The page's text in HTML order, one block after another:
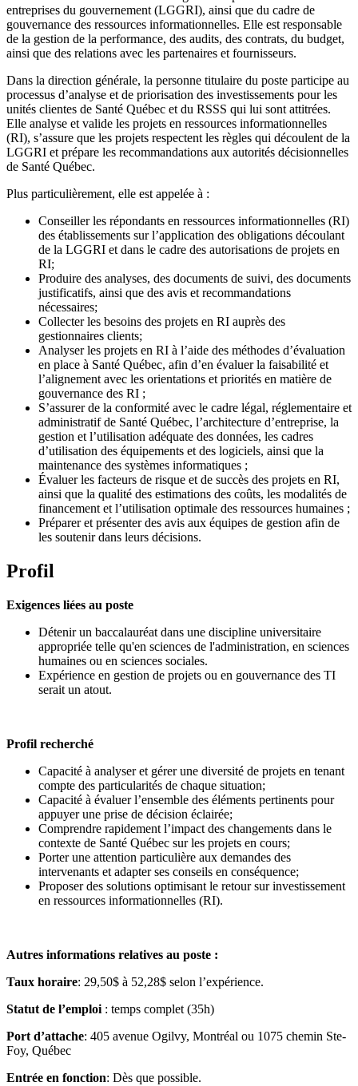
entreprises du gouvernement (LGGRI), ainsi que du cadre de
gouvernance des ressources informationnelles. Elle est responsable
de la gestion de la performance, des audits, des contrats, du budget,
ainsi que des relations avec les partenaires et fournisseurs.
Dans la direction générale, la personne titulaire du poste participe au
processus d’analyse et de priorisation des investissements pour les
unités clientes de Santé Québec et du RSSS qui lui sont attitrées.
Elle analyse et valide les projets en ressources informationnelles
(RI), s’assure que les projets respectent les règles qui découlent de la
LGGRI et prépare les recommandations aux autorités décisionnelles
de Santé Québec.
Plus particulièrement, elle est appelée à :
Conseiller les répondants en ressources informationnelles (RI)
des établissements sur l’application des obligations découlant
de la LGGRI et dans le cadre des autorisations de projets en
RI;
Produire des analyses, des documents de suivi, des documents
justificatifs, ainsi que des avis et recommandations
nécessaires;
Collecter les besoins des projets en RI auprès des
gestionnaires clients;
Analyser les projets en RI à l’aide des méthodes d’évaluation
en place à Santé Québec, afin d’en évaluer la faisabilité et
l’alignement avec les orientations et priorités en matière de
gouvernance des RI ;
S’assurer de la conformité avec le cadre légal, réglementaire et
administratif de Santé Québec, l’architecture d’entreprise, la
gestion et l’utilisation adéquate des données, les cadres
d’utilisation des équipements et des logiciels, ainsi que la
maintenance des systèmes informatiques ;
Évaluer les facteurs de risque et de succès des projets en RI,
ainsi que la qualité des estimations des coûts, les modalités de
financement et l’utilisation optimale des ressources humaines ;
Préparer et présenter des avis aux équipes de gestion afin de
les soutenir dans leurs décisions.
Profil
Exigences liées au poste
Détenir un baccalauréat dans une discipline universitaire
appropriée telle qu'en sciences de l'administration, en sciences
humaines ou en sciences sociales.
Expérience en gestion de projets ou en gouvernance des TI
serait un atout.
Profil recherché
Capacité à analyser et gérer une diversité de projets en tenant
compte des particularités de chaque situation;
Capacité à évaluer l’ensemble des éléments pertinents pour
appuyer une prise de décision éclairée;
Comprendre rapidement l’impact des changements dans le
contexte de Santé Québec sur les projets en cours;
Porter une attention particulière aux demandes des
intervenants et adapter ses conseils en conséquence;
Proposer des solutions optimisant le retour sur investissement
en ressources informationnelles (RI).
Autres informations relatives au poste :
Taux horaire: 29,50$ à 52,28$ selon l’expérience.
Statut de l’emploi : temps complet (35h)
Port d’attache: 405 avenue Ogilvy, Montréal ou 1075 chemin Ste-
Foy, Québec
Entrée en fonction: Dès que possible.